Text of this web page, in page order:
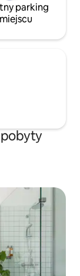
parking
pobyty